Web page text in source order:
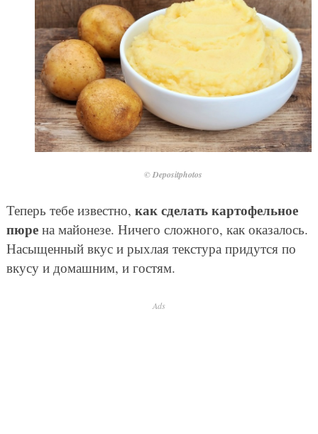
© Depositphotos
Теперь тебе известно, как сделать картофельное
пюрена майонезе. Ничего сложного, как оказалось.
Насыщенный вкус и рыхлая текстура придутся по
вкусу и домашним, и гостям.
Ads